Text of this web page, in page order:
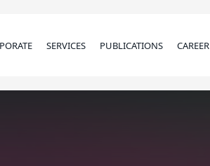
SERVICES PUBLICATIONS CAREER